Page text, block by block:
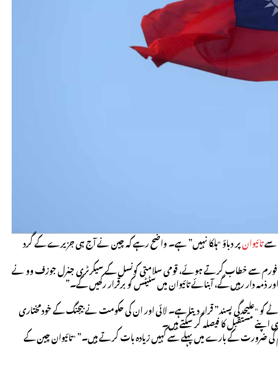
سےتائیوانپر دباؤ "ہلکا نہیں” ہے۔ واضح رہے کہ چین نے آج ہی جزیرے کے گرد
فورم سے خطاب کرتے ہوئے، قومی سلامتی کونسل کے سیکرٹری جنرل جوزف وو نے
دار رہیں گے، آبنائے تائیوان میں سٹیٹس کو برقرار رکھیں گے۔”
ٹے کو "علیحدگی پسند” قرار دیتا ہے۔ لائی اور ان کی حکومت نے بیجنگ کے خودمختاری
مستقبل کا فیصلہ کر سکتے ہیں۔
کی ضرورت کے بارے میں پہلے سے کہیں زیادہ بات کرتے ہیں۔” "تائیوان چین کے